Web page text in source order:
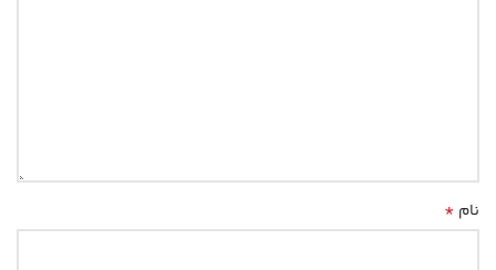
نام *